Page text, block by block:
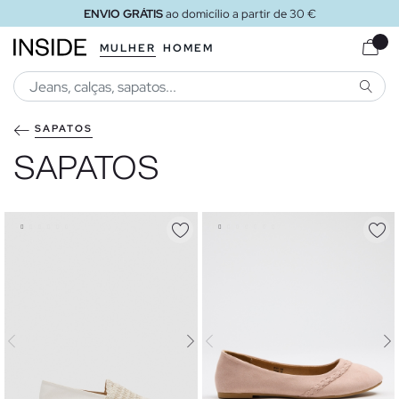
ENVIO GRÁTISao domicílio a partir de 30 €
MULHER HOMEM
SAPATOS
SAPATOS